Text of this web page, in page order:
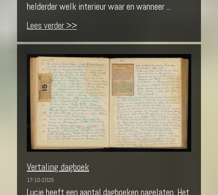
helderder welk interieur waar en wanneer ...
Lees verder >>
Vertaling dagboek
17-10-2025
Lucie heeft een aantal dagboeken nagelaten. Het